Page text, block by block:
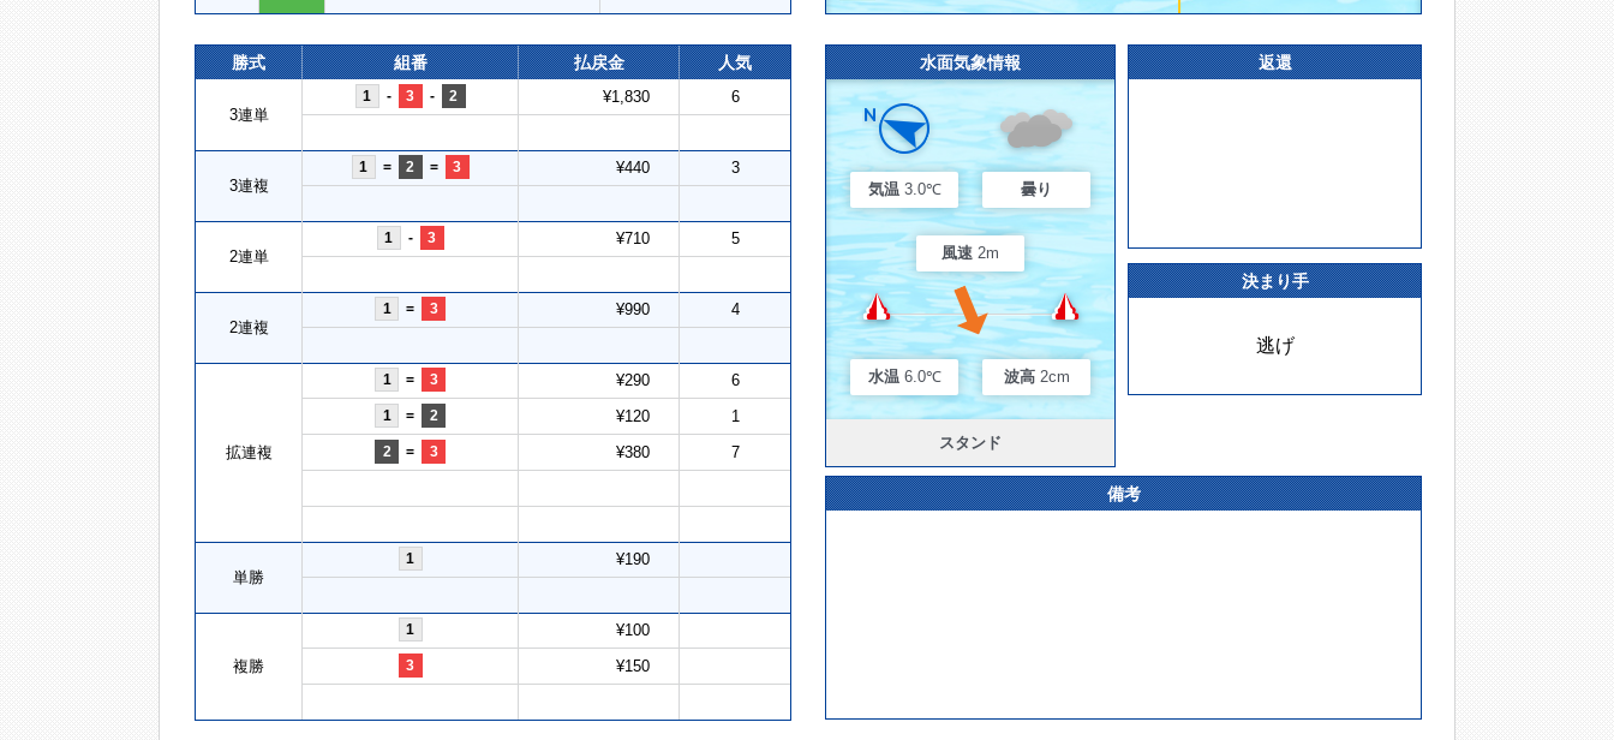
勝式 組番 払戻金 人気
3連単
1 - 3 - 2 ¥1,830 6
3連複
1 = 2 = 3 ¥440 3
2連単
1 - 3 ¥710 5
2連複
1 = 3 ¥990 4
拡連複
1 = 3 ¥290 6
1 = 2 ¥120 1
2 = 3 ¥380 7
単勝
1 ¥190
複勝
1 ¥100
3 ¥150
水面気象情報
気温 3.0℃ 曇り
風速 2m
水温 6.0℃ 波高 2cm
スタンド
返還
決まり手
逃げ
備考